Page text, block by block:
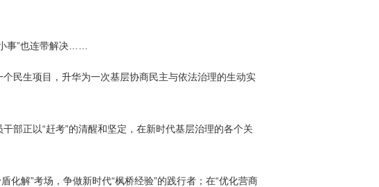
事”也连带解决……
民生项目，升华为一次基层协商民主与依法治理的生动实
部正以“赶考”的清醒和坚定，在新时代基层治理的各个关
化解”考场，争做新时代“枫桥经验”的践行者；在“优化营商